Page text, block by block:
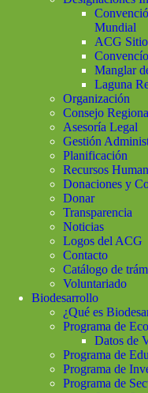
Mundial
ACG
Manglar
Laguna
Organización
Consejo
Asesoría Legal
Gestión
Planificación
Recursos
Donaciones y
Donar
Transparencia
Noticias
Logos del ACG
Contacto
Catálogo de
Voluntariado
Biodesarrollo
¿Qué es
Programa de
Datos de
Programa de
Programa de
Programa de